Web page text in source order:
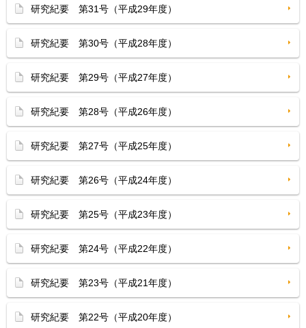
研究紀要 第31号（平成29年度）
研究紀要 第30号（平成28年度）
研究紀要 第29号（平成27年度）
研究紀要 第28号（平成26年度）
研究紀要 第27号（平成25年度）
研究紀要 第26号（平成24年度）
研究紀要 第25号（平成23年度）
研究紀要 第24号（平成22年度）
研究紀要 第23号（平成21年度）
研究紀要 第22号（平成20年度）